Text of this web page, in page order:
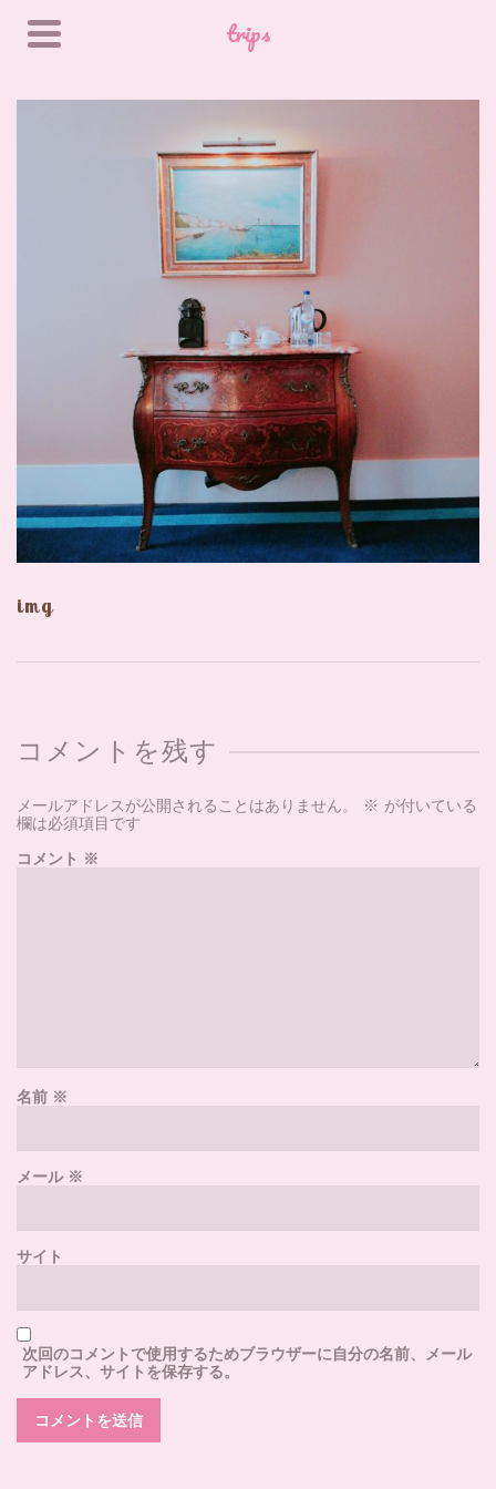
trips
img
コメントを残す
メールアドレスが公開されることはありません。 ※ が付いている
欄は必須項目です
コメント ※
名前 ※
メール※
サイト
次回のコメントで使用するためブラウザーに自分の名前、メール
アドレス、サイトを保存する。